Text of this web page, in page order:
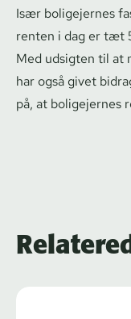
Især boligejernes
renten i dag er tæt
Med udsigten til at
har også givet
på, at boligejernes